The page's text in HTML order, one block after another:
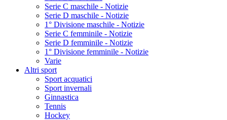
Serie C maschile - Notizie
Serie D maschile - Notizie
1° Divisione maschile - Notizie
Serie C femminile - Notizie
Serie D femminile - Notizie
1° Divisione femminile - Notizie
Varie
Altri sport
Sport acquatici
Sport invernali
Ginnastica
Tennis
Hockey